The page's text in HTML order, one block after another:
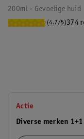
200ml - Gevoelige huid
(4.7/5)374
Actie
Diverse merken